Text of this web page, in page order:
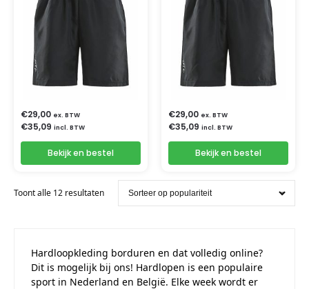
€29,00 ex. BTW
€35,09 incl. BTW
Bekijk en bestel
€29,00 ex. BTW
€35,09 incl. BTW
Bekijk en bestel
Toont alle 12 resultaten
Hardloopkleding borduren en dat volledig online?
Dit is mogelijk bij ons! Hardlopen is een populaire
sport in Nederland en België. Elke week wordt er